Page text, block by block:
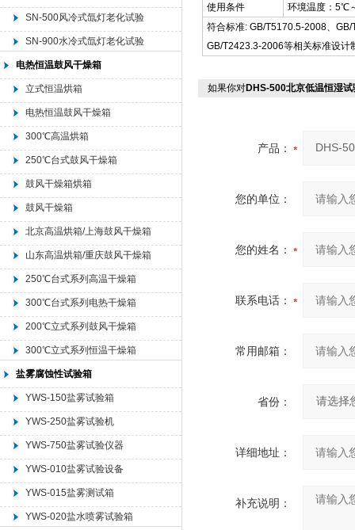
SN-500风冷式氙灯老化试验
箱
SN-900水冷式氙灯老化试验
箱
电热恒温鼓风干燥箱
立式恒温烘箱
电热恒温鼓风干燥箱
300℃高温烘箱
250℃台式鼓风干燥箱
鼓风干燥箱烘箱
鼓风干燥箱
北京高温烘箱/上海鼓风干燥箱
山东高温烘箱/重庆鼓风干燥箱
250℃台式系列高温干燥箱
300℃台式系列电热干燥箱
200℃立式系列鼓风干燥箱
300℃立式系列恒温干燥箱
盐雾腐蚀性试验箱
YWS-150盐雾试验箱
YWS-250盐雾试验机
YWS-750盐雾试验仪器
YWS-010盐雾试验设备
YWS-015盐雾测试箱
YWS-020盐水喷雾试验箱
使用条件
环境温度：5℃
符合标准: GB/T5170.5-2008、
GB/T2423.3-2006等相关标准设计
如果你对DHS-500北京低温恒湿试
产品：
您的单位：
您的姓名：
联系电话：
常用邮箱：
省份：
详细地址：
补充说明：